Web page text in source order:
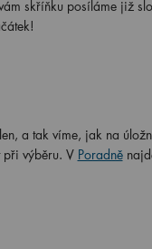
skříňku posíláme již
a tak víme, jak na
při výběru. V Poradně